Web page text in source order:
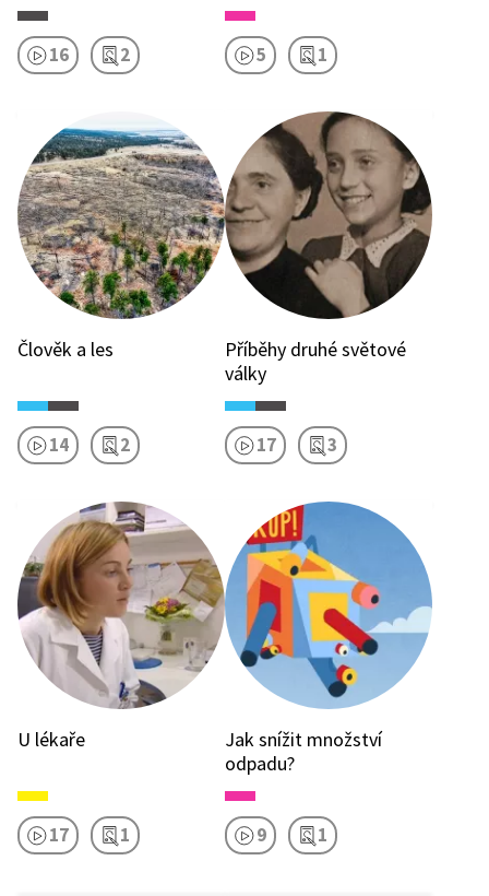
16 2 5 1
Člověk a les
14 2
Příběhy druhé světové
války
17 3
U lékaře
17 1
Jak snížit množství
odpadu?
9 1